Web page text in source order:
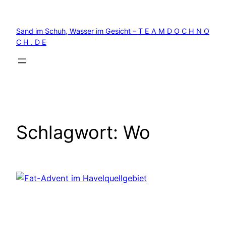
springen
Sand im Schuh, Wasser im Gesicht – T E A M D O C H N O
C H . D E
Schlagwort: Wo